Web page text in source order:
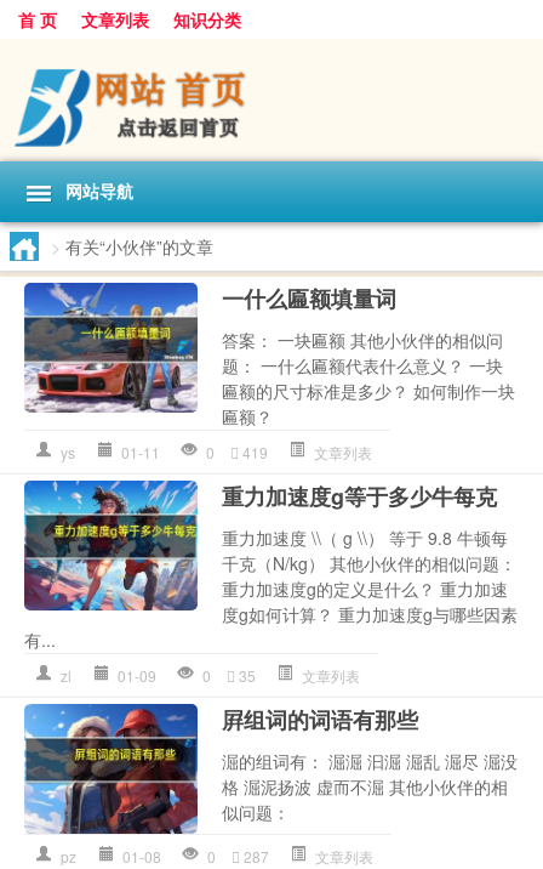
首 页 文章列表 知识分类
网站导航
> 有关“小伙伴”的文章
一什么匾额填量词
答案： 一块匾额 其他小伙伴的相似问
题： 一什么匾额代表什么意义？ 一块
匾额的尺寸标准是多少？ 如何制作一块
匾额？
ys 01-11 0 419 文章列表
重力加速度g等于多少牛每克
重力加速度 \\（ g \\） 等于 9.8 牛顿每
千克（N/kg） 其他小伙伴的相似问题：
重力加速度g的定义是什么？ 重力加速
度g如何计算？ 重力加速度g与哪些因素
有...
zl 01-09 0 35 文章列表
屛组词的词语有那些
淈的组词有： 淈淈 汩淈 淈乱 淈尽 淈没
格 淈泥扬波 虚而不淈 其他小伙伴的相
似问题：
pz 01-08 0 287 文章列表